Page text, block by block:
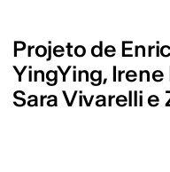
Projeto de
YingYing,
Sara Vivarelli